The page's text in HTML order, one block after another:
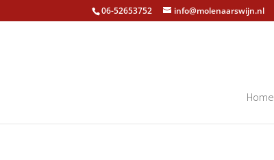
06-52653752 info@molenaarswijn.nl
Home